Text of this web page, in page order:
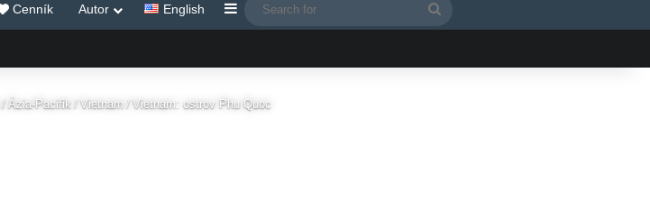
Cenník Autor English Sidebar
/ Ázia-Pacifik / Vietnam / Vietnam: ostrov Phu Quoc